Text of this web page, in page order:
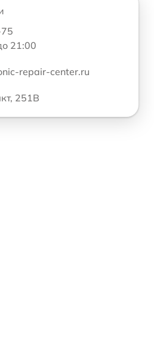
21:00
repair-center.ru
251В